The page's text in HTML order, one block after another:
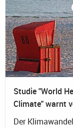
Studie "World
Climate" warnt
Der